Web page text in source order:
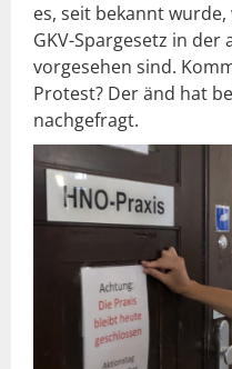
es, seit bekannt
GKV-Spargesetz in
vorgesehen sind.
Protest? Der änd hat
nachgefragt.